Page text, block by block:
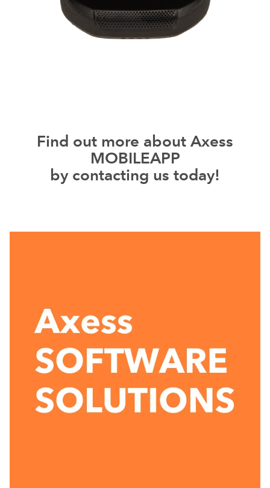
Find out more about Axess
MOBILEAPP
by contacting us today!